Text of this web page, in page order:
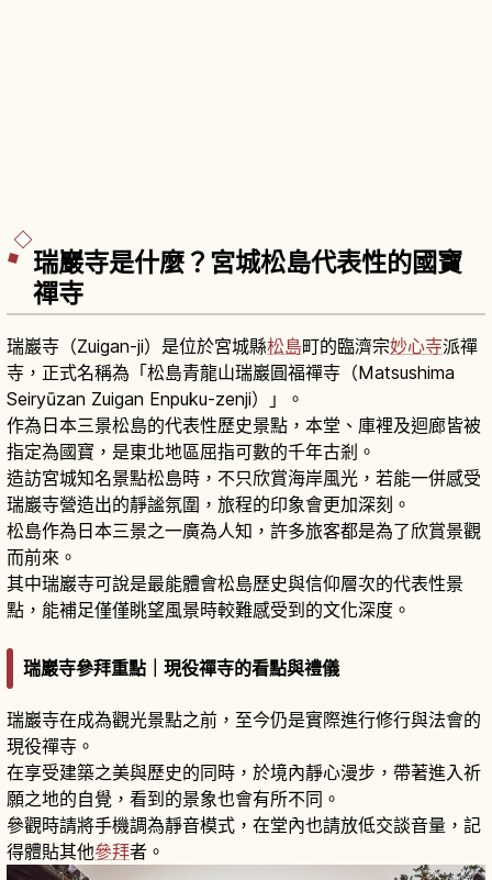
瑞巖寺是什麼？宮城松島代表性的國寶
禪寺
瑞巖寺（Zuigan-ji）是位於宮城縣松島町的臨濟宗妙心寺派禪
寺，正式名稱為「松島青龍山瑞巖圓福禪寺（Matsushima
Seiryūzan Zuigan Enpuku-zenji）」。
作為日本三景松島的代表性歷史景點，本堂、庫裡及迴廊皆被
指定為國寶，是東北地區屈指可數的千年古剎。
造訪宮城知名景點松島時，不只欣賞海岸風光，若能一併感受
瑞巖寺營造出的靜謐氛圍，旅程的印象會更加深刻。
松島作為日本三景之一廣為人知，許多旅客都是為了欣賞景觀
而前來。
其中瑞巖寺可說是最能體會松島歷史與信仰層次的代表性景
點，能補足僅僅眺望風景時較難感受到的文化深度。
瑞巖寺參拜重點｜現役禪寺的看點與禮儀
瑞巖寺在成為觀光景點之前，至今仍是實際進行修行與法會的
現役禪寺。
在享受建築之美與歷史的同時，於境內靜心漫步，帶著進入祈
願之地的自覺，看到的景象也會有所不同。
參觀時請將手機調為靜音模式，在堂內也請放低交談音量，記
得體貼其他參拜者。